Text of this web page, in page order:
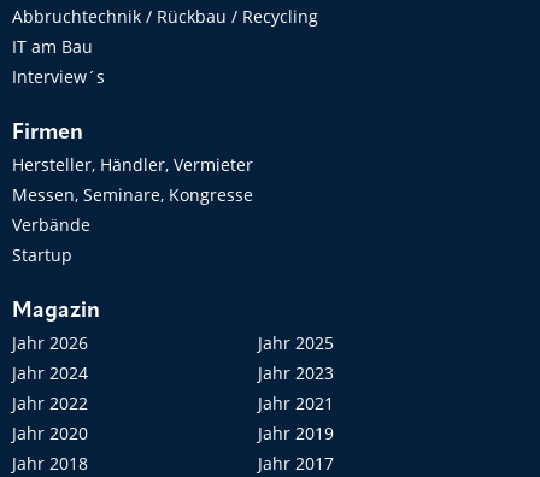
Abbruchtechnik / Rückbau / Recycling
IT am Bau
Interview´s
Firmen
Hersteller, Händler, Vermieter
Messen, Seminare, Kongresse
Verbände
Startup
Magazin
Jahr 2026
Jahr 2025
Jahr 2024
Jahr 2023
Jahr 2022
Jahr 2021
Jahr 2020
Jahr 2019
Jahr 2018
Jahr 2017